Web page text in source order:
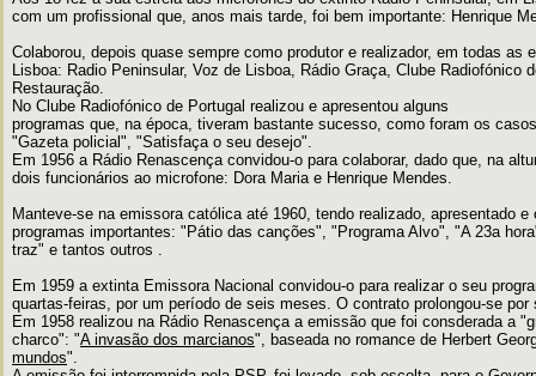
com um profissional que, anos mais tarde, foi bem importante: Henrique
Colaborou, depois quase sempre como produtor e realizador, em todas as
Lisboa: Radio Peninsular, Voz de Lisboa, Rádio Graça, Clube Radiofónico
Restauração.
No Clube Radiofónico de Portugal realizou e apresentou alguns
programas que, na época, tiveram bastante sucesso, como foram os
"Gazeta policial", "Satisfaça o seu desejo".
Em 1956 a Rádio Renascença convidou-o para colaborar, dado que, na
dois funcionários ao microfone: Dora Maria e Henrique Mendes.
Manteve-se na emissora católica até 1960, tendo realizado, apresentado e
programas importantes: "Pátio das canções", "Programa Alvo", "A 23a
traz" e tantos outros .
Em 1959 a extinta Emissora Nacional convidou-o para realizar o seu
quartas-feiras, por um período de seis meses. O contrato prolongou-se por
Em 1958 realizou na Rádio Renascença a emissão que foi consderada a
charco": "A invasão dos marcianos", baseada no romance de Herbert
mundos".